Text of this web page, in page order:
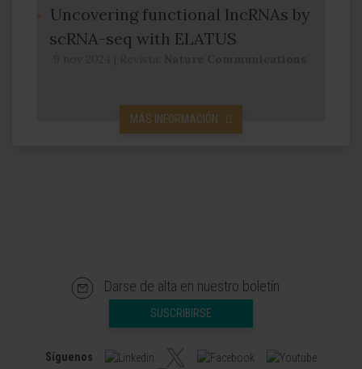
Uncovering functional lncRNAs by
scRNA-seq with ELATUS
MÁS INFORMACIÓN
Darse de alta en nuestro boletín
SUSCRIBIRSE
Síguenos